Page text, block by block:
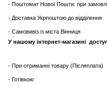
- Поштомат Нової Пошти: при
- Доставка Укрпоштою до відділення
- Самовивіз із міста Вінниця
У нашому інтернет-магазині
- При отриманні товару (Післяплата)
- Готівкою